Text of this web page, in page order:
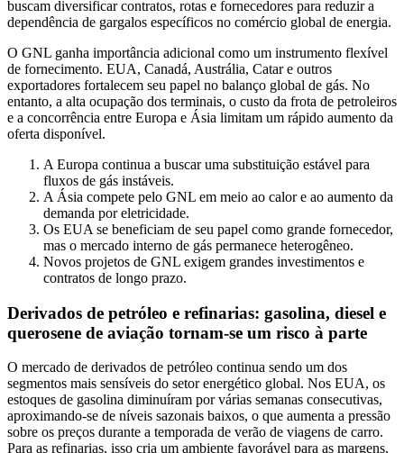
buscam diversificar contratos, rotas e fornecedores para reduzir a
dependência de gargalos específicos no comércio global de energia.
O GNL ganha importância adicional como um instrumento flexível
de fornecimento. EUA, Canadá, Austrália, Catar e outros
exportadores fortalecem seu papel no balanço global de gás. No
entanto, a alta ocupação dos terminais, o custo da frota de petroleiros
e a concorrência entre Europa e Ásia limitam um rápido aumento da
oferta disponível.
A Europa continua a buscar uma substituição estável para
fluxos de gás instáveis.
A Ásia compete pelo GNL em meio ao calor e ao aumento da
demanda por eletricidade.
Os EUA se beneficiam de seu papel como grande fornecedor,
mas o mercado interno de gás permanece heterogêneo.
Novos projetos de GNL exigem grandes investimentos e
contratos de longo prazo.
Derivados de petróleo e refinarias: gasolina, diesel e
querosene de aviação tornam-se um risco à parte
O mercado de derivados de petróleo continua sendo um dos
segmentos mais sensíveis do setor energético global. Nos EUA, os
estoques de gasolina diminuíram por várias semanas consecutivas,
aproximando-se de níveis sazonais baixos, o que aumenta a pressão
sobre os preços durante a temporada de verão de viagens de carro.
Para as refinarias, isso cria um ambiente favorável para as margens,